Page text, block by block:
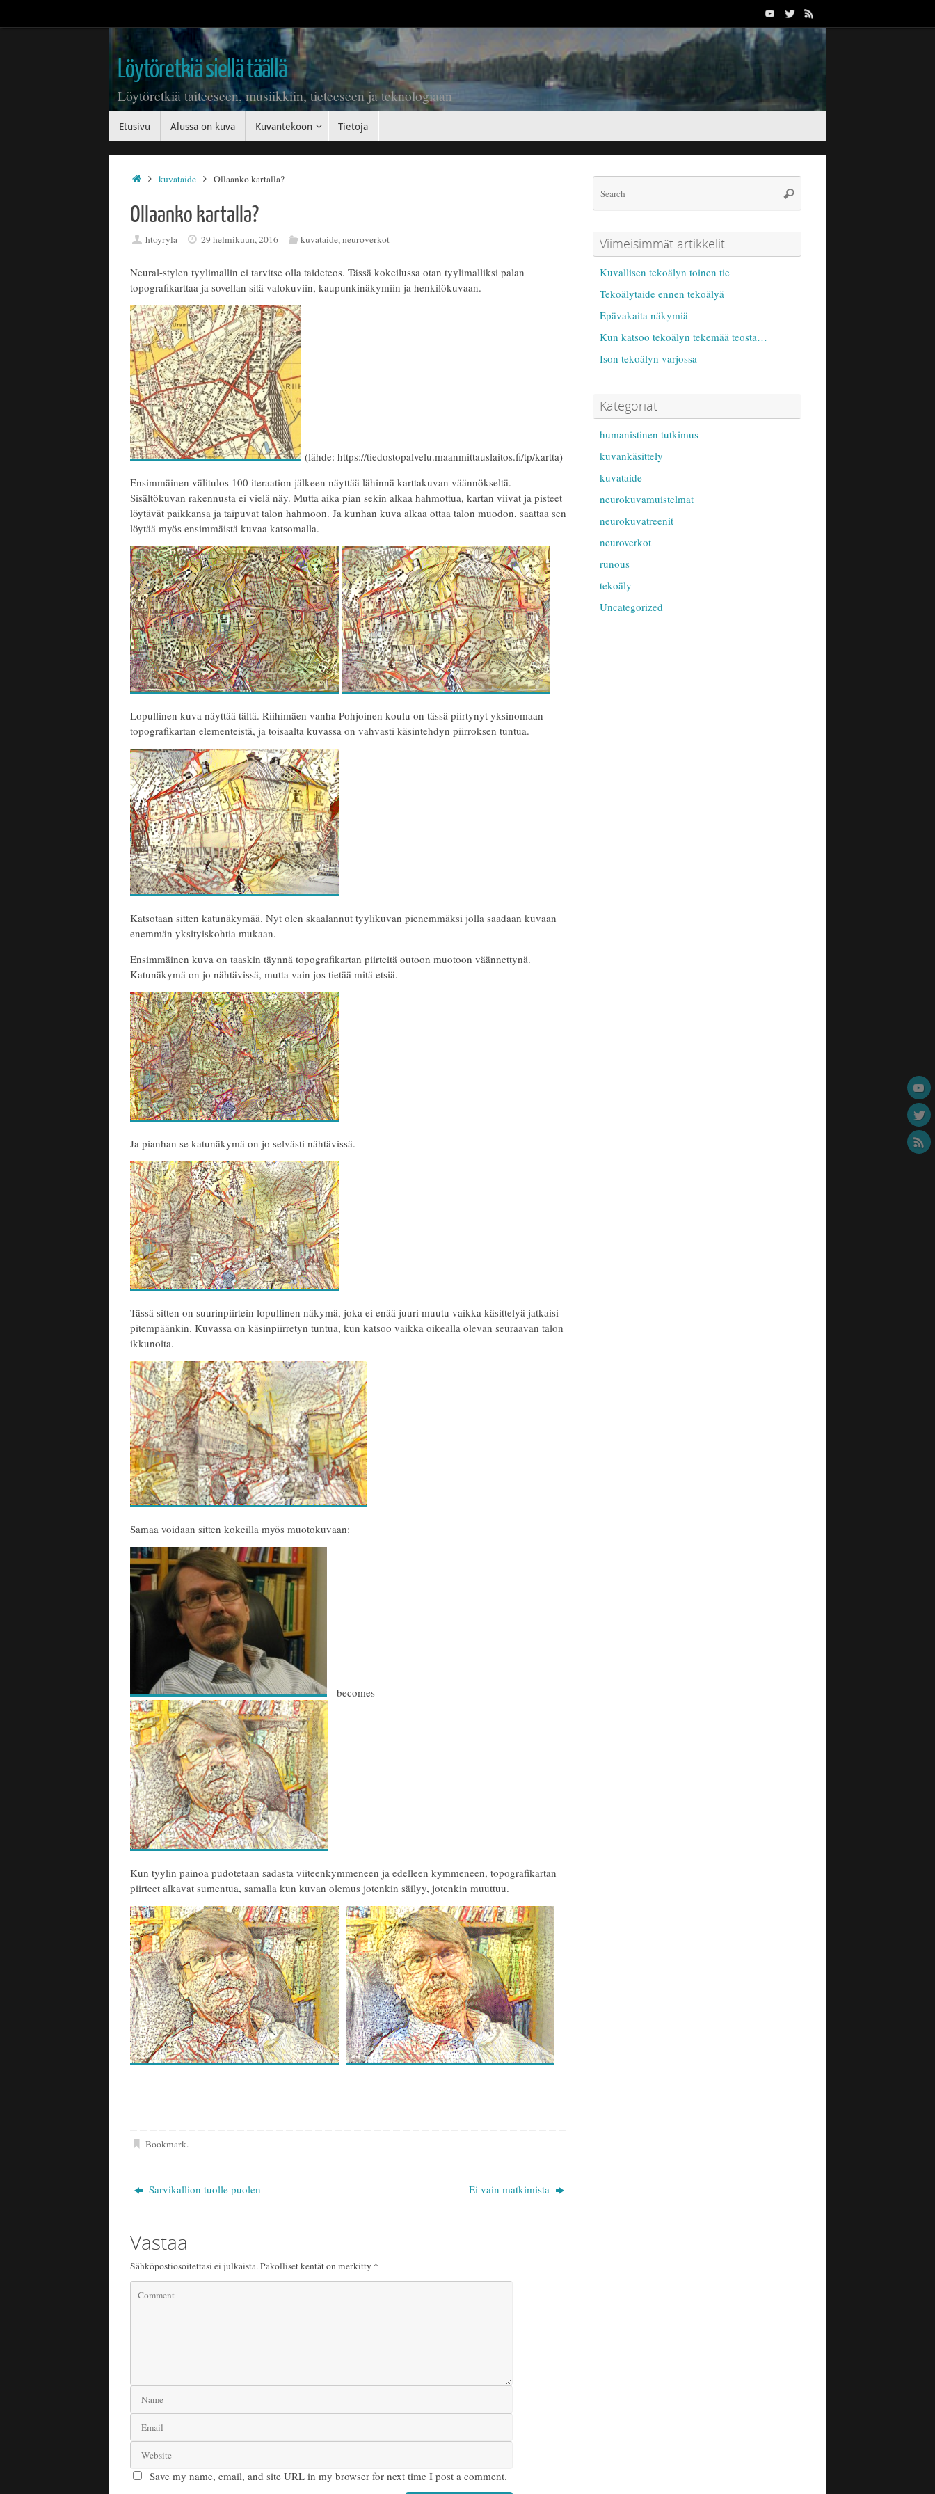
Löytöretkiä siellä täällä
Löytöretkiä taiteeseen, musiikkiin, tieteeseen ja teknologiaan
Etusivu Alussa on kuva Kuvantekoon Tietoja
Homekuvataide Ollaanko kartalla?
Ollaanko kartalla?
htoyryla 29 helmikuun, 2016 kuvataide,neuroverkot
Neural-stylen tyylimallin ei tarvitse olla taideteos. Tässä kokeilussa otan tyylimalliksi palan
topografikarttaa ja sovellan sitä valokuviin, kaupunkinäkymiin ja henkilökuvaan.
(lähde: https://tiedostopalvelu.maanmittauslaitos.fi/tp/kartta)
Ensimmäinen välitulos 100 iteraation jälkeen näyttää lähinnä karttakuvan väännökseltä.
Sisältökuvan rakennusta ei vielä näy. Mutta aika pian sekin alkaa hahmottua, kartan viivat ja pisteet
löytävät paikkansa ja taipuvat talon hahmoon. Ja kunhan kuva alkaa ottaa talon muodon, saattaa sen
löytää myös ensimmäistä kuvaa katsomalla.
Lopullinen kuva näyttää tältä. Riihimäen vanha Pohjoinen koulu on tässä piirtynyt yksinomaan
topografikartan elementeistä, ja toisaalta kuvassa on vahvasti käsintehdyn piirroksen tuntua.
Katsotaan sitten katunäkymää. Nyt olen skaalannut tyylikuvan pienemmäksi jolla saadaan kuvaan
enemmän yksityiskohtia mukaan.
Ensimmäinen kuva on taaskin täynnä topografikartan piirteitä outoon muotoon väännettynä.
Katunäkymä on jo nähtävissä, mutta vain jos tietää mitä etsiä.
Ja pianhan se katunäkymä on jo selvästi nähtävissä.
Tässä sitten on suurinpiirtein lopullinen näkymä, joka ei enää juuri muutu vaikka käsittelyä jatkaisi
pitempäänkin. Kuvassa on käsinpiirretyn tuntua, kun katsoo vaikka oikealla olevan seuraavan talon
ikkunoita.
Samaa voidaan sitten kokeilla myös muotokuvaan:
becomes
Kun tyylin painoa pudotetaan sadasta viiteenkymmeneen ja edelleen kymmeneen, topografikartan
piirteet alkavat sumentua, samalla kun kuvan olemus jotenkin säilyy, jotenkin muuttuu.
Bookmark.
Sarvikallion tuolle puolen Ei vain matkimista
Vastaa
Sähköpostiosoitettasi ei julkaista.Pakolliset kentät on merkitty *
Save my name, email, and site URL in my browser for next time I post a comment.
Search
Viimeisimmät artikkelit
Kuvallisen tekoälyn toinen tie
Tekoälytaide ennen tekoälyä
Epävakaita näkymiä
Kun katsoo tekoälyn tekemää teosta…
Ison tekoälyn varjossa
Kategoriat
humanistinen tutkimus
kuvankäsittely
kuvataide
neurokuvamuistelmat
neurokuvatreenit
neuroverkot
runous
tekoäly
Uncategorized